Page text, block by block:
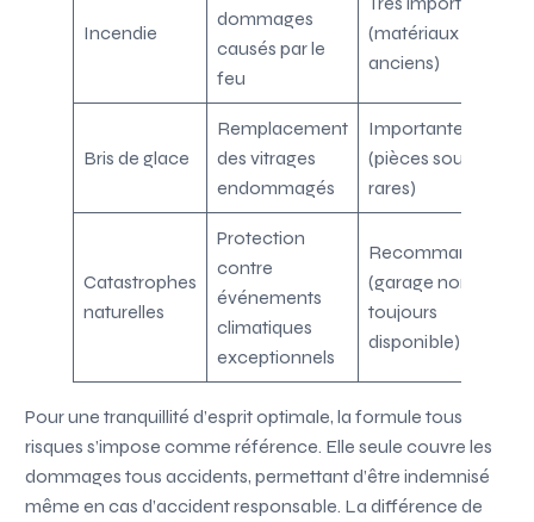
Incendie
dommages
causés par le
feu
(matériaux
anciens)
Bris de glace
Remplacement
des vitrages
endommagés
Importante
(pièces souvent
rares)
Catastrophes
naturelles
Protection
contre
événements
climatiques
exceptionnels
Recommandée
(garage non
toujours
disponible)
Pour une tranquillité d’esprit optimale, la formule tous
risques s’impose comme référence. Elle seule couvre les
dommages tous accidents, permettant d’être indemnisé
même en cas d’accident responsable. La différence de